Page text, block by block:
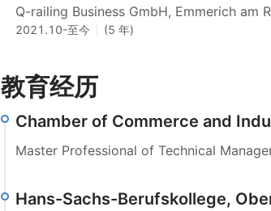
Q-railing Business GmbH, Emmerich am
2021.10-至今 (5 年)
教育经历
Chamber of Commerce and
Master Professional of Technical
Hans-Sachs-Berufskollege,